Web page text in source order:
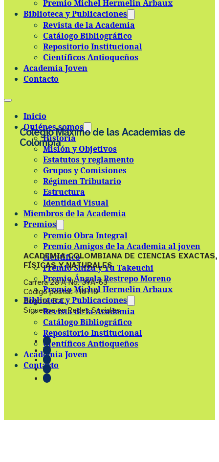
Skip to main contentSkip to footer
Premio Michel Hermelin Arbaux
Biblioteca y Publicaciones
Revista de la Academia
Catálogo Bibliográfico
Repositorio Institucional
Científicos Antioqueños
Academia Joven
Contacto
Inicio
Quiénes somos
Historia
Misión y Objetivos
Estatutos y reglamento
Grupos y Comisiones
Régimen Tributario
Estructura
Identidad Visual
Miembros de la Academia
Premios
Premio Obra Integral
Premio Amigos de la Academia al joven
científico
Premio Shizu y Yu Takeuchi
Premio Ángela Restrepo Moreno
Premio Michel Hermelin Arbaux
Biblioteca y Publicaciones
Revista de la Academia
Catálogo Bibliográfico
Repositorio Institucional
Científicos Antioqueños
Academia Joven
Contacto
Colegio Máximo de las Academias de
Colombia
ACADEMIA COLOMBIANA DE CIENCIAS EXACTAS,
FÍSICAS Y NATURALES
Carrera 28 A No. 39A-63
Código postal: 110110
Bogotá, D.C.
Síguenos en Redes Sociales